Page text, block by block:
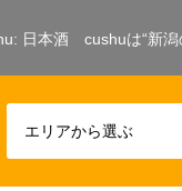
日本酒 cushuは“新潟
エリアから選ぶ